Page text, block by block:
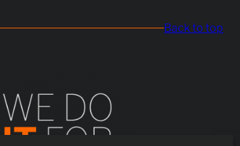
Back to top